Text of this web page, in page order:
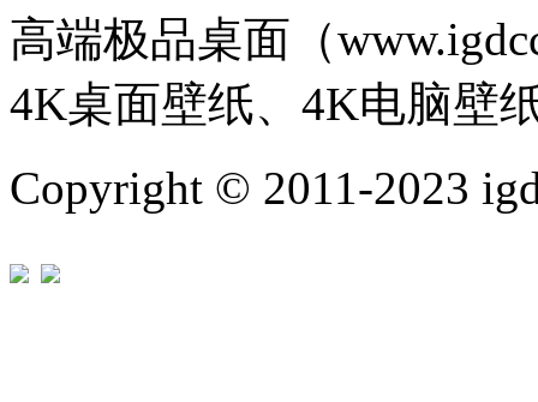
高端极品桌面（
4K桌面壁纸、4K电脑壁
Copyright © 2011-2023